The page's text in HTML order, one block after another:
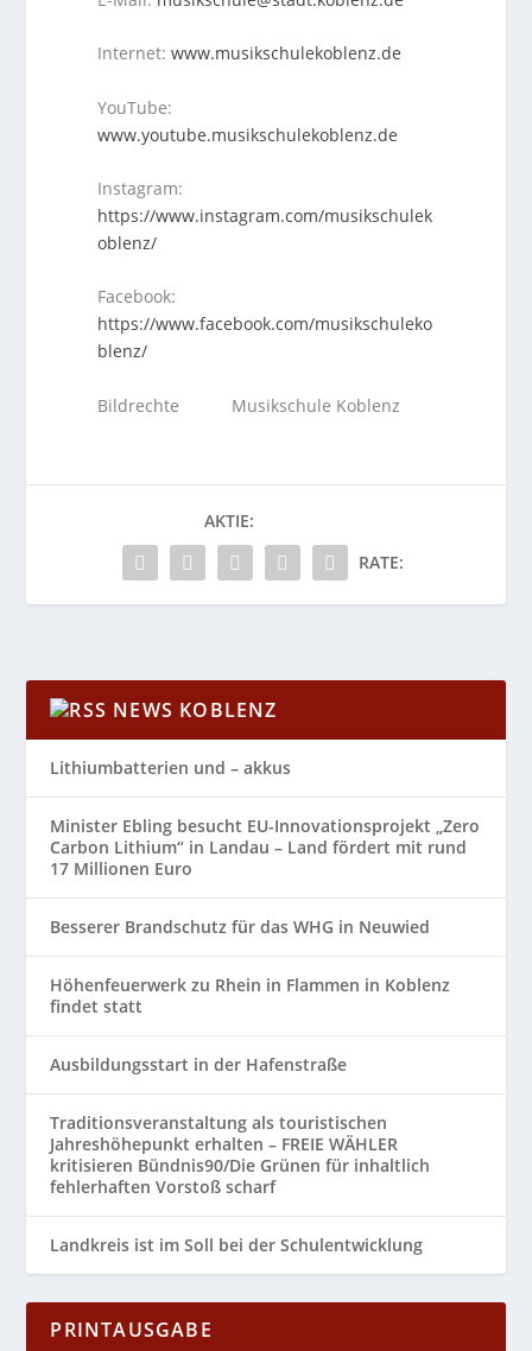
Internet:www.musikschulekoblenz.de
YouTube:
www.youtube.musikschulekoblenz.de
Instagram:
https://www.instagram.com/musikschulek
oblenz/
Facebook:
https://www.facebook.com/musikschuleko
blenz/
Bildrechte Musikschule Koblenz
AKTIE:
RATE:
NEWS KOBLENZ
Lithiumbatterien und – akkus
Minister Ebling besucht EU-Innovationsprojekt „Zero
Carbon Lithium“ in Landau – Land fördert mit rund
17 Millionen Euro
Besserer Brandschutz für das WHG in Neuwied
Höhenfeuerwerk zu Rhein in Flammen in Koblenz
findet statt
Ausbildungsstart in der Hafenstraße
Traditionsveranstaltung als touristischen
Jahreshöhepunkt erhalten – FREIE WÄHLER
kritisieren Bündnis90/Die Grünen für inhaltlich
fehlerhaften Vorstoß scharf
Landkreis ist im Soll bei der Schulentwicklung
PRINTAUSGABE